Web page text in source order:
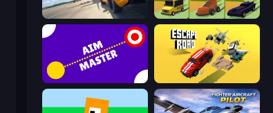
Plane Chase Drift Boss
Aim Master Escape Road